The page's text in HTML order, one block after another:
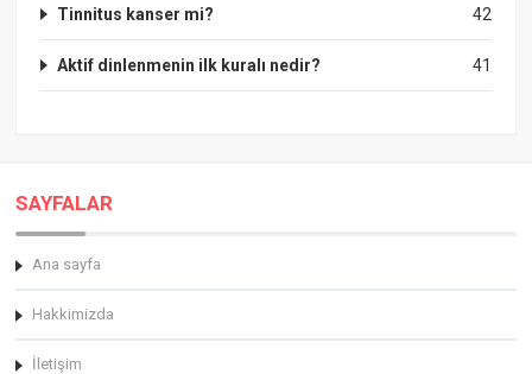
42
Tinnitus kanser mi?
41
Aktif dinlenmenin ilk kuralı nedir?
SAYFALAR
Ana sayfa
Hakkimizda
İletişim